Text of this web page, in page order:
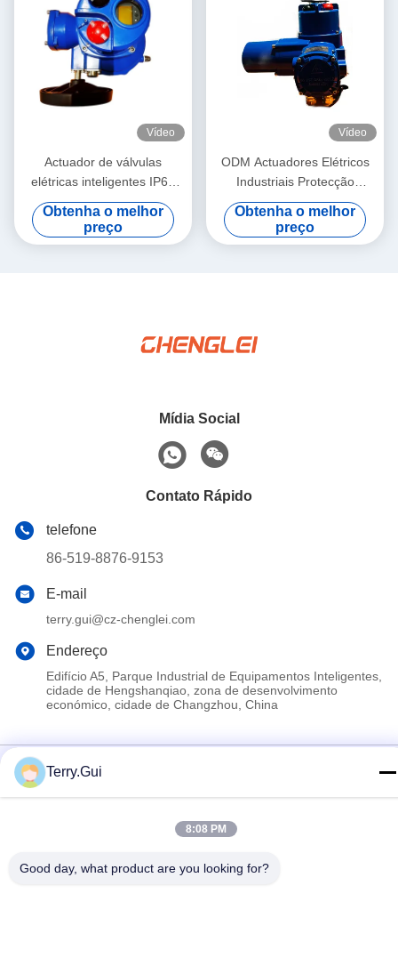
Vídeo
Actuador de válvulas
elétricas inteligentes IP67
Actuador elétrico de rotação
por partes
Obtenha o melhor
preço
Vídeo
ODM Actuadores Elétricos
Industriais Protecção
Térmica Actuador Multi-Turn
Obtenha o melhor
preço
Mídia Social
Contato Rápido
telefone
86-519-8876-9153
E-mail
terry.gui@cz-chenglei.com
Endereço
Edifício A5, Parque Industrial de Equipamentos Inteligentes,
cidade de Hengshanqiao, zona de desenvolvimento
económico, cidade de Changzhou, China
Boa Qualidade Chinesa Acionador de válvula elétrica Fornecedor.
Co., Ltd. Todos. Todos os direitos reservados.
Terry.Gui
8:08 PM
Good day, what product are you looking for?